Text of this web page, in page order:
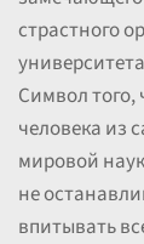
страстного
Символ того,
человека из
мировой
не
впитывать